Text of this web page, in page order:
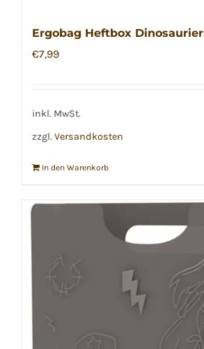
Ergobag Heftbox Dinosaurier
€7,99
inkl. MwSt.
zzgl. Versandkosten
In den Warenkorb